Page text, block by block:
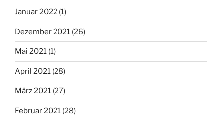
Januar 2022 (1)
Dezember 2021 (26)
Mai 2021 (1)
April 2021 (28)
März 2021 (27)
Februar 2021 (28)